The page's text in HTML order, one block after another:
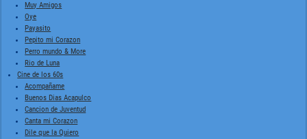
Muy Amigos
Oye
Payasito
Pepito mi Corazon
Perro mundo & More
Rio de Luna
Cine de los 60s
Acompañame
Buenos Dias Acapulco
Cancion de Juventud
Canta mi Corazon
Dile que la Quiero